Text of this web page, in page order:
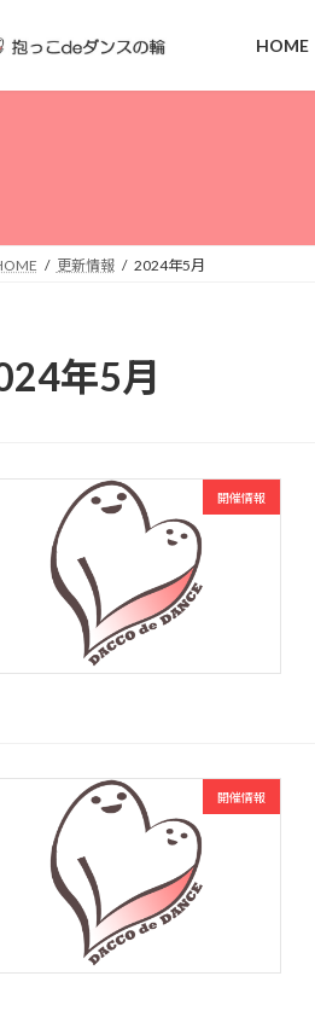
HOME
更新情報 2024年5月
年5月
開催情報
開催情報